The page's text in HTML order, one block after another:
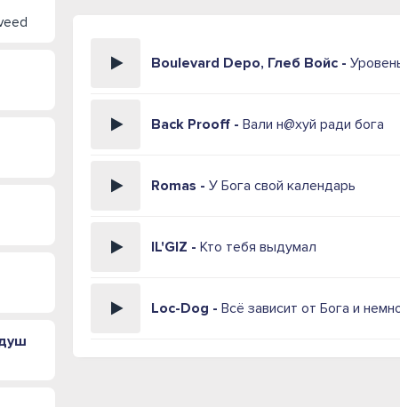
Boulevard Depo, Глеб Войс -
Back Prooff - Вали н@хуй ради бога
Romas - У Бога свой календарь
IL'GIZ - Кто тебя выдумал
Loc-Dog - Всё зависит от Бога и